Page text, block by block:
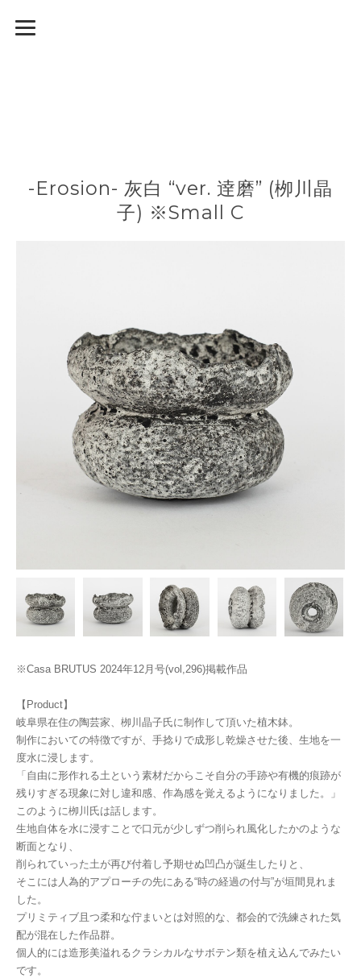
-Erosion- 灰白 “ver. 逹磨” (栁川晶
子) ※Small C
※Casa BRUTUS 2024年12月号(vol,296)掲載作品
【Product】
岐阜県在住の陶芸家、栁川晶子氏に制作して頂いた植木鉢。
制作においての特徴ですが、手捻りで成形し乾燥させた後、生地を一
度水に浸します。
「自由に形作れる土という素材だからこそ自分の手跡や有機的痕跡が
残りすぎる現象に対し違和感、作為感を覚えるようになりました。」
このように栁川氏は話します。
生地自体を水に浸すことで口元が少しずつ削られ風化したかのような
断面となり、
削られていった土が再び付着し予期せぬ凹凸が誕生したりと、
そこには人為的アプローチの先にある“時の経過の付与”が垣間見れま
した。
プリミティブ且つ柔和な佇まいとは対照的な、都会的で洗練された気
配が混在した作品群。
個人的には造形美溢れるクラシカルなサボテン類を植え込んでみたい
です。